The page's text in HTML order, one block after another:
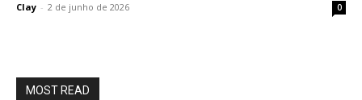
Clay - 2 de junho de 2026 0
MOST READ